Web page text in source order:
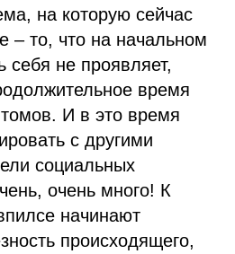
на которую сейчас
– то, что на начальном
себя не проявляет,
время
И в это время
с другими
социальных
очень много! К
начинают
происходящего,